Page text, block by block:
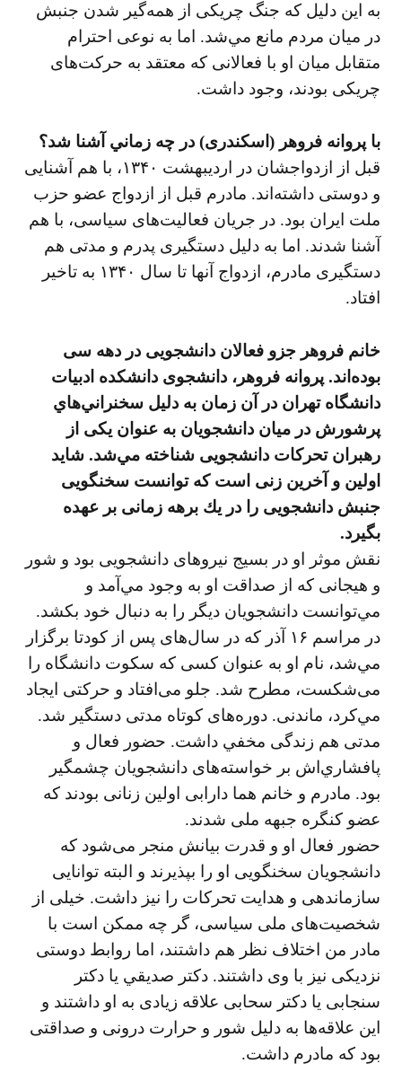
به اين دليل كه جنگ چريكی از همه‌گير شدن جنبش
در ميان مردم مانع مي‌شد. اما به نوعی احترام
متقابل میان او با فعالانی كه معتقد به حركت‌های
چريكی بودند، وجود داشت.
با پروانه فروهر (اسكندری) در چه زماني آشنا شد؟
قبل از ازدواجشان در ارديبهشت ۱۳۴۰، با هم آشنايی
و دوستی داشته‌اند. مادرم قبل از ازدواج عضو حزب
ملت ايران بود. در جريان فعاليت‌های سياسی، با هم
آشنا شدند. اما به دليل دستگيری پدرم و مدتی هم
دستگيری مادرم، ازدواج آنها تا سال ۱۳۴۰ به تاخير
افتاد.
خانم فروهر جزو فعالان دانشجویی در دهه سی
بوده‌اند. پروانه فروهر، دانشجوی دانشكده ادبيات
دانشگاه تهران در آن زمان به دليل سخنراني‌هاي
پرشورش در ميان دانشجويان به عنوان يكی از
رهبران تحركات دانشجویی شناخته مي‌شد. شايد
اولين و آخرين زنی است كه توانست سخنگویی
جنبش دانشجویی را در يك برهه زمانی بر عهده
بگيرد.
نقش موثر او در بسيج نيروهای دانشجویی بود و شور
و هيجانی كه از صداقت او به وجود مي‌آمد و
مي‌توانست دانشجويان ديگر را به دنبال خود بكشد.
در مراسم ۱۶ آذر كه در سال‌های پس از كودتا برگزار
مي‌شد، نام او به عنوان كسی كه سكوت دانشگاه را
می‌شكست، مطرح شد. جلو می‌افتاد و حركتی ايجاد
مي‌كرد، ماندنی. دوره‌های كوتاه مدتی دستگير شد.
مدتی هم زندگی مخفي داشت. حضور فعال و
پافشاري‌اش بر خواسته‌های دانشجويان چشمگير
بود. مادرم و خانم هما دارابی اولين زنانی بودند كه
عضو كنگره جبهه ملی شدند.
حضور فعال او و قدرت بيانش منجر می‌شود كه
دانشجويان سخنگویی او را بپذيرند و البته توانایی
سازماندهی و هدايت تحركات را نيز داشت. خيلی از
شخصيت‌های ملی سياسی، گر چه ممكن است با
مادر من اختلاف نظر هم داشتند، اما روابط دوستی
نزديكی نيز با وی داشتند. دكتر صديقي يا دكتر
سنجابی يا دكتر سحابی علاقه زيادی به او داشتند و
اين علاقه‌ها به دليل شور و حرارت درونی و صداقتی
بود كه مادرم داشت.